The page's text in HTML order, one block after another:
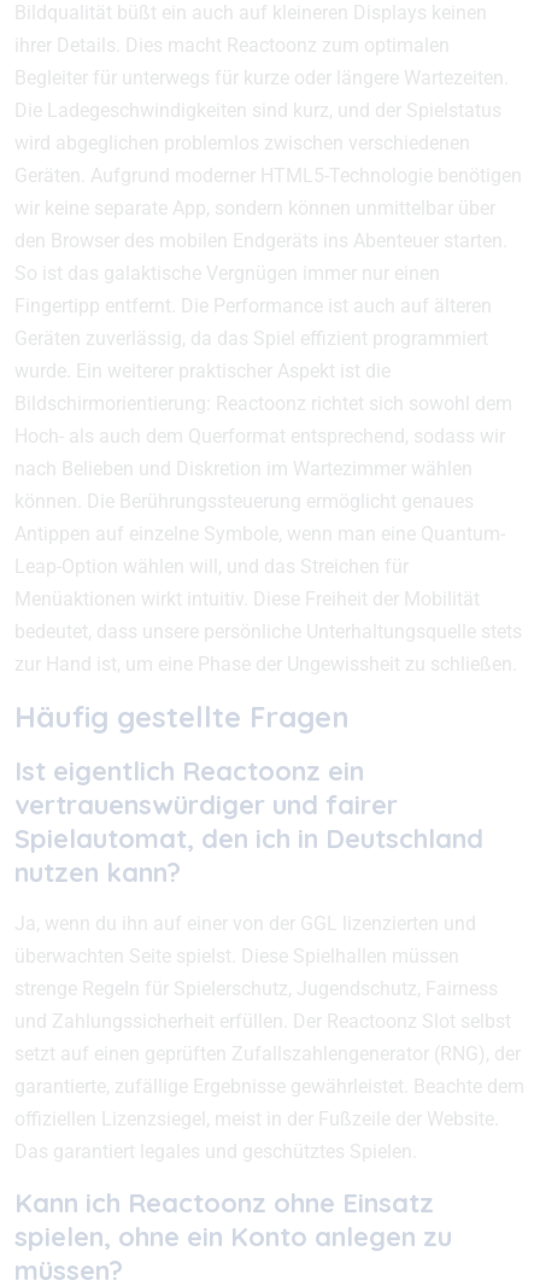
Bildqualität büßt ein auch auf kleineren Displays keinen
ihrer Details. Dies macht Reactoonz zum optimalen
Begleiter für unterwegs für kurze oder längere Wartezeiten.
Die Ladegeschwindigkeiten sind kurz, und der Spielstatus
wird abgeglichen problemlos zwischen verschiedenen
Geräten. Aufgrund moderner HTML5-Technologie benötigen
wir keine separate App, sondern können unmittelbar über
den Browser des mobilen Endgeräts ins Abenteuer starten.
So ist das galaktische Vergnügen immer nur einen
Fingertipp entfernt. Die Performance ist auch auf älteren
Geräten zuverlässig, da das Spiel effizient programmiert
wurde. Ein weiterer praktischer Aspekt ist die
Bildschirmorientierung: Reactoonz richtet sich sowohl dem
Hoch- als auch dem Querformat entsprechend, sodass wir
nach Belieben und Diskretion im Wartezimmer wählen
können. Die Berührungssteuerung ermöglicht genaues
Antippen auf einzelne Symbole, wenn man eine Quantum-
Leap-Option wählen will, und das Streichen für
Menüaktionen wirkt intuitiv. Diese Freiheit der Mobilität
bedeutet, dass unsere persönliche Unterhaltungsquelle stets
zur Hand ist, um eine Phase der Ungewissheit zu schließen.
Häufig gestellte Fragen
Ist eigentlich Reactoonz ein
vertrauenswürdiger und fairer
Spielautomat, den ich in Deutschland
nutzen kann?
Ja, wenn du ihn auf einer von der GGL lizenzierten und
überwachten Seite spielst. Diese Spielhallen müssen
strenge Regeln für Spielerschutz, Jugendschutz, Fairness
und Zahlungssicherheit erfüllen. Der Reactoonz Slot selbst
setzt auf einen geprüften Zufallszahlengenerator (RNG), der
garantierte, zufällige Ergebnisse gewährleistet. Beachte dem
offiziellen Lizenzsiegel, meist in der Fußzeile der Website.
Das garantiert legales und geschütztes Spielen.
Kann ich Reactoonz ohne Einsatz
spielen, ohne ein Konto anlegen zu
müssen?